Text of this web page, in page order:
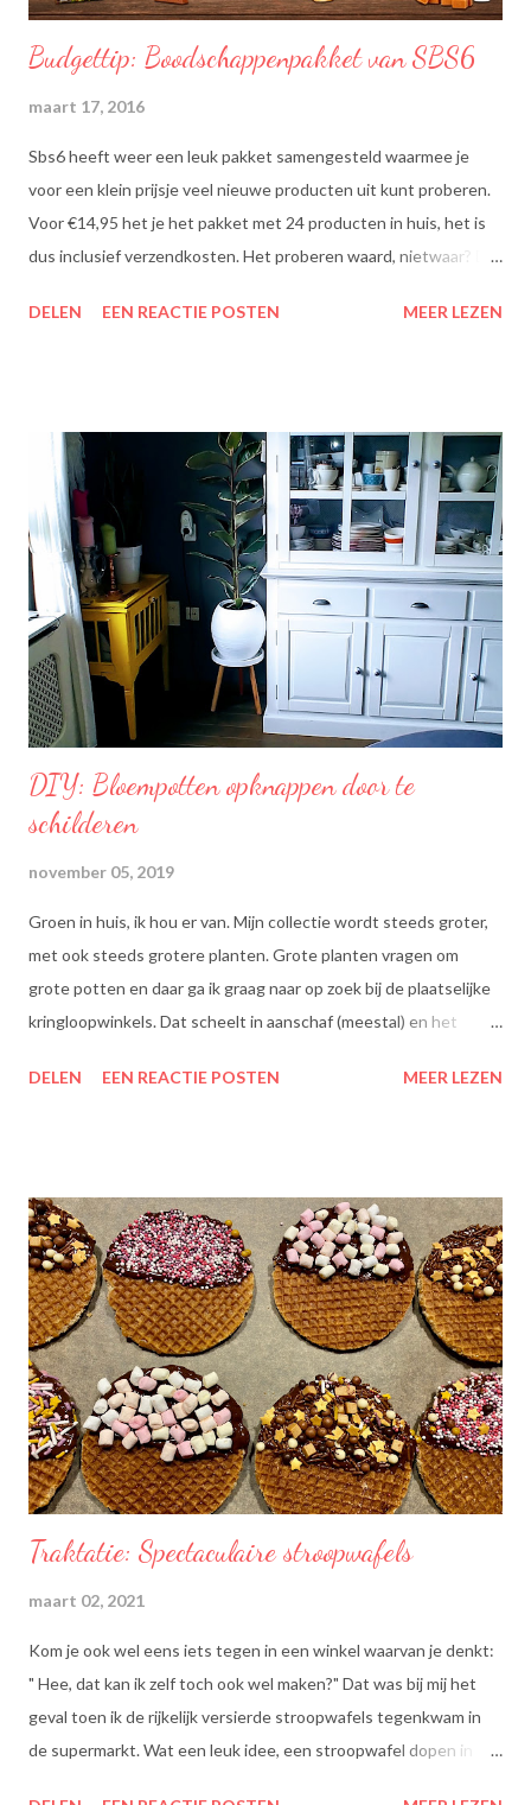
Budgettip: Boodschappenpakket van SBS6
maart 17, 2016
Sbs6 heeft weer een leuk pakket samengesteld waarmee je
voor een klein prijsje veel nieuwe producten uit kunt proberen.
Voor €14,95 het je het pakket met 24 producten in huis, het is
dus inclusief verzendkosten. Het proberen waard, nietwaar? Dit
theesmaken van Lipton: voor een goed moment dat heerlijk
mengsel van zonnebloem-, lijnzaad- en koolzaadolie. Het bevat
Omega’s 3 & 6 die goed zijn voor hart en bloedvaten. Omega's 3
& 6 zijn meervoudig onverzadigde vetzuren, die het lichaam niet
zelf kan aanmaken. Ze dragen bij tot de instandhouding van een
normaal cholesterolgehalte in het bloed. Becel Dieetolie geeft
een optimale smaak aan uw gerechten, met behoud van de
smaak van uw originele ingrediënten. Naast warme toepassing
l...
DELEN EEN REACTIE POSTEN MEER LEZEN
DIY: Bloempotten opknappen door te
schilderen
november 05, 2019
Groen in huis, ik hou er van. Mijn collectie wordt steeds groter,
met ook steeds grotere planten. Grote planten vragen om
grote potten en daar ga ik graag naar op zoek bij de plaatselijke
kringloopwinkels. Dat scheelt in aanschaf (meestal) en het
voor onze planeet, nietwaar?
DELEN EEN REACTIE POSTEN MEER LEZEN
Traktatie: Spectaculaire stroopwafels
maart 02, 2021
Kom je ook wel eens iets tegen in een winkel waarvan je denkt:
" Hee, dat kan ik zelf toch ook wel maken?" Dat was bij mij het
geval toen ik de rijkelijk versierde stroopwafels tegenkwam in
de supermarkt. Wat een leuk idee, een stroopwafel dopen in